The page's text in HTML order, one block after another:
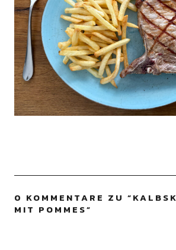
0 KOMMENTARE ZU “
MIT POMMES”